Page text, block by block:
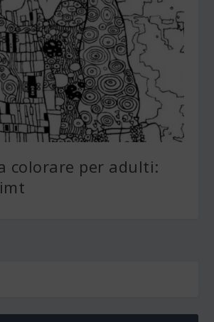
colorare per adulti: